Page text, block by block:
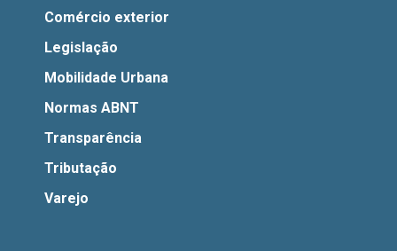
Comércio exterior
Legislação
Mobilidade Urbana
Normas ABNT
Transparência
Tributação
Varejo